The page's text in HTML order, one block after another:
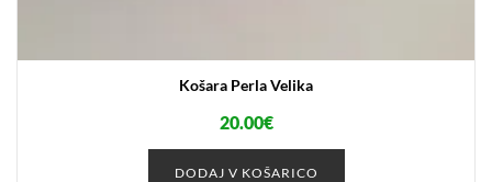
Košara Perla Velika
20.00€
DODAJ V KOŠARICO